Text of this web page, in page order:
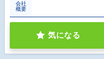
会社
概要
気になる